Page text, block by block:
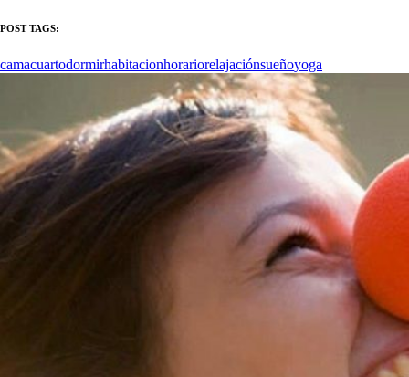
POST TAGS:
camacuartodormirhabitacionhorariorelajaciónsueñoyoga